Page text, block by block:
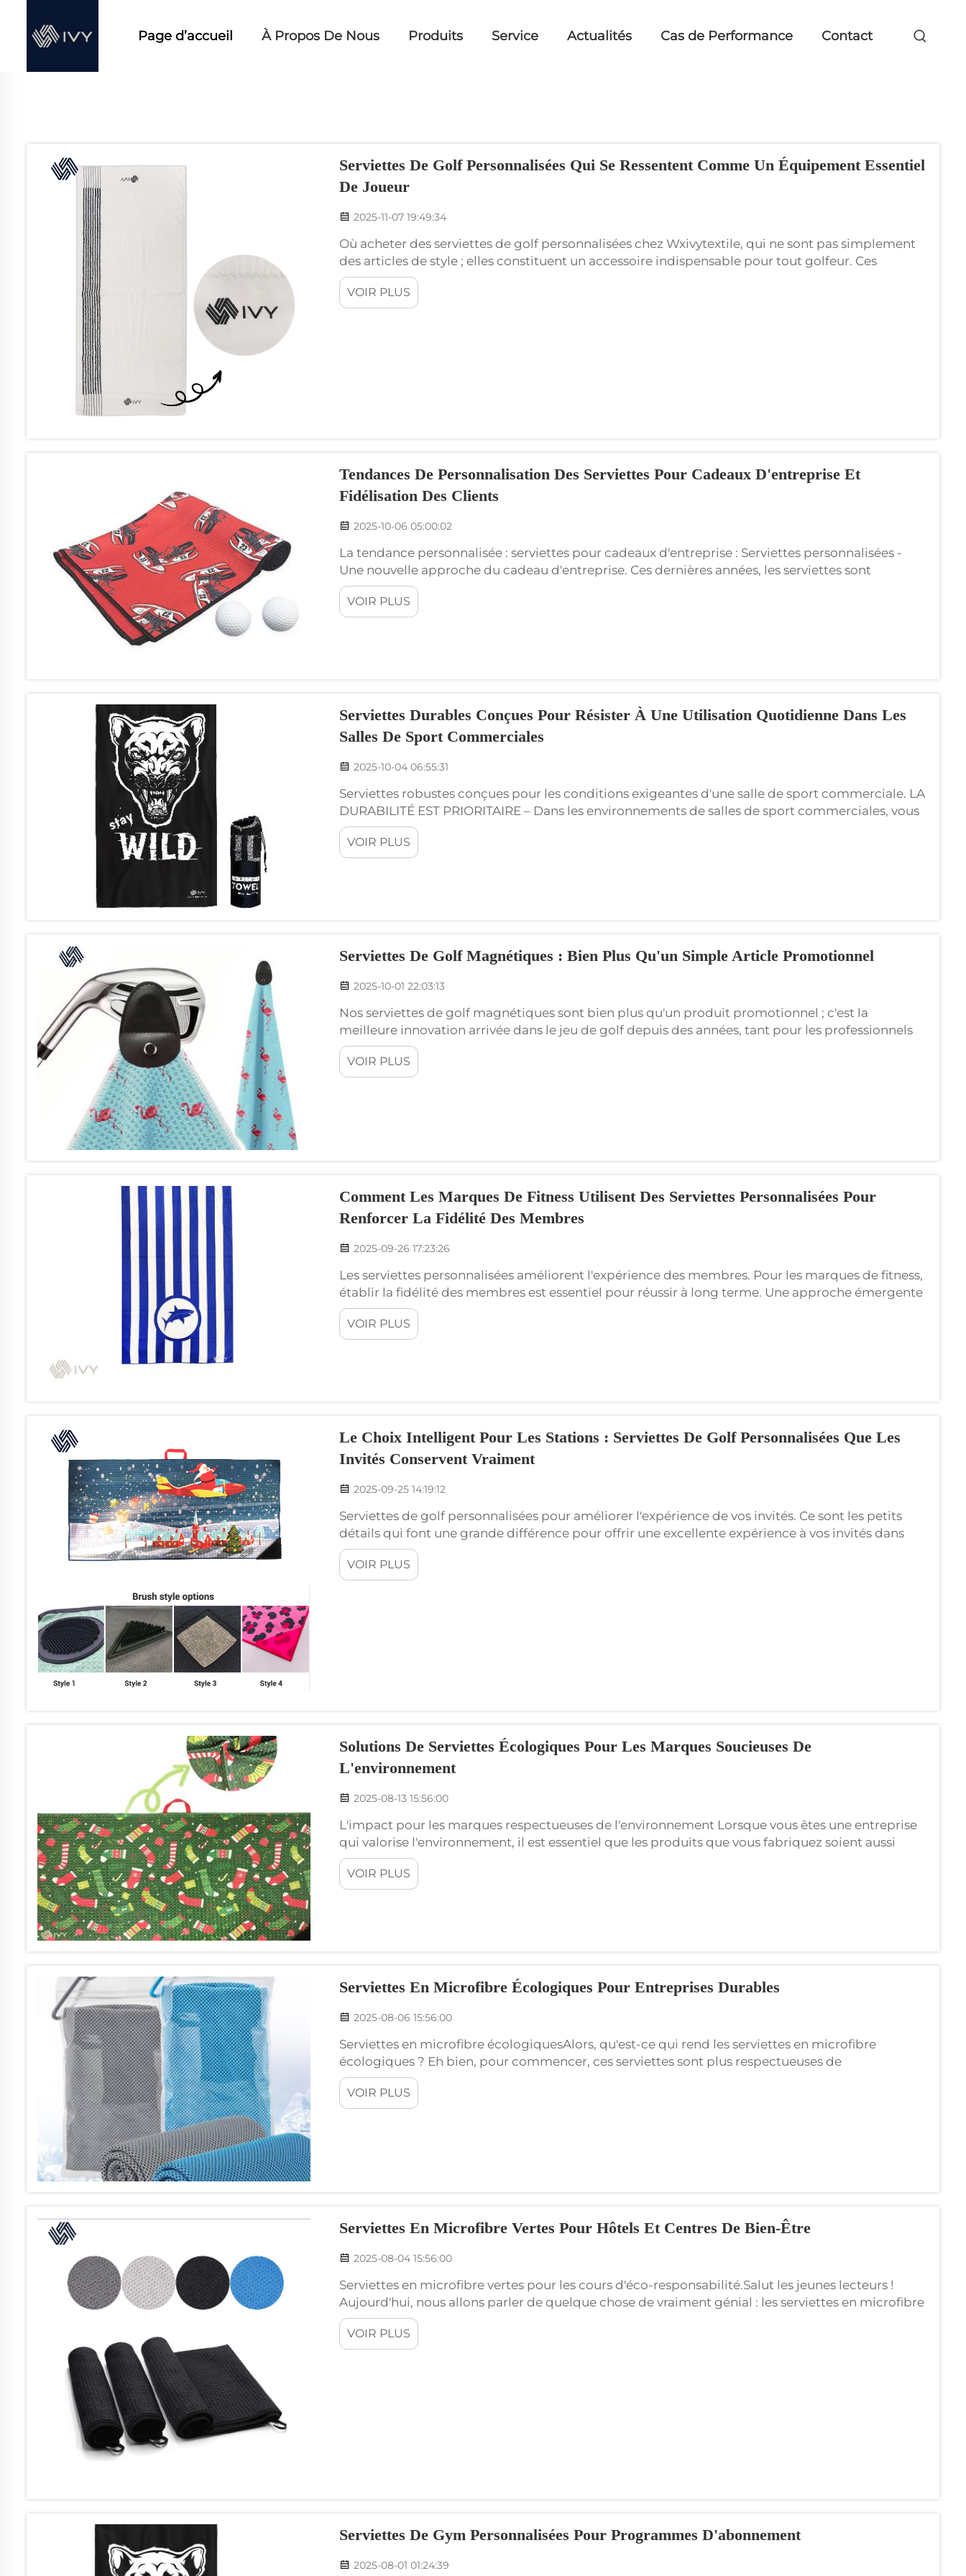
Page d’accueil À Propos De Nous Produits Service Actualités Cas de Performance Contact
Serviettes De Golf Personnalisées Qui Se Ressentent Comme Un Équipement Essentiel
De Joueur
2025-11-07 19:49:34
Où acheter des serviettes de golf personnalisées chez Wxivytextile, qui ne sont pas simplement
des articles de style ; elles constituent un accessoire indispensable pour tout golfeur. Ces
serviettes seront aussi bien esthétiques que confortables et fonctionnelles sur le terrain, alliant
confort, fonctionnalité et style. Découvrez pourquoi ces...
VOIR PLUS
Tendances De Personnalisation Des Serviettes Pour Cadeaux D'entreprise Et
Fidélisation Des Clients
2025-10-06 05:00:02
La tendance personnalisée : serviettes pour cadeaux d'entreprise : Serviettes personnalisées -
Une nouvelle approche du cadeau d'entreprise. Ces dernières années, les serviettes sont
devenues un choix populaire pour les entreprises souhaitant se démarquer dans leurs options de
cadeaux d'entreprise. wxivytextile,...
VOIR PLUS
Serviettes Durables Conçues Pour Résister À Une Utilisation Quotidienne Dans Les
Salles De Sport Commerciales
2025-10-04 06:55:31
Serviettes robustes conçues pour les conditions exigeantes d'une salle de sport commerciale. LA
DURABILITÉ EST PRIORITAIRE – Dans les environnements de salles de sport commerciales, vous
avez besoin d'une serviette capable de résister à de nombreux lavages. Wxivytextile connaît la
rudesse d'une salle de sport très fréquentée et a créé...
VOIR PLUS
Serviettes De Golf Magnétiques : Bien Plus Qu'un Simple Article Promotionnel
2025-10-01 22:03:13
Nos serviettes de golf magnétiques sont bien plus qu'un produit promotionnel ; c'est la
meilleure innovation arrivée dans le jeu de golf depuis des années, tant pour les professionnels
que pour les amateurs. Wxivy Athletic est fier d'offrir tout le confort d'une serviette de golf
magnétique sur et en dehors du terrain...
VOIR PLUS
Comment Les Marques De Fitness Utilisent Des Serviettes Personnalisées Pour
Renforcer La Fidélité Des Membres
2025-09-26 17:23:26
Les serviettes personnalisées améliorent l'expérience des membres. Pour les marques de fitness,
établir la fidélité des membres est essentiel pour réussir à long terme. Une approche émergente
que Wxivytextile et d'autres entreprises de fitness ont adoptée pour faciliter la rétention de leurs
membres consiste à utiliser des produits personnalisés...
VOIR PLUS
Le Choix Intelligent Pour Les Stations : Serviettes De Golf Personnalisées Que Les
Invités Conservent Vraiment
2025-09-25 14:19:12
Serviettes de golf personnalisées pour améliorer l'expérience de vos invités. Ce sont les petits
détails qui font une grande différence pour offrir une excellente expérience à vos invités dans
votre complexe hôtelier. Voici un moyen simple mais significatif d'améliorer l'expérience de vos
invités : la serviette de golf personnalisée...
VOIR PLUS
Solutions De Serviettes Écologiques Pour Les Marques Soucieuses De
L'environnement
2025-08-13 15:56:00
L'impact pour les marques respectueuses de l'environnement Lorsque vous êtes une entreprise
qui valorise l'environnement, il est essentiel que les produits que vous fabriquez soient aussi
durables qu'ils sont fiables. En choisissant des serviettes écologiques de Wxivytextile, vous
contribuez activement à...
VOIR PLUS
Serviettes En Microfibre Écologiques Pour Entreprises Durables
2025-08-06 15:56:00
Serviettes en microfibre écologiquesAlors, qu'est-ce qui rend les serviettes en microfibre
écologiques ? Eh bien, pour commencer, ces serviettes sont plus respectueuses de
l'environnement que les serviettes classiques. Les serviettes en microfibre sont souvent
fabriquées à partir de matériaux recyclés, s...
VOIR PLUS
Serviettes En Microfibre Vertes Pour Hôtels Et Centres De Bien-Être
2025-08-04 15:56:00
Serviettes en microfibre vertes pour les cours d'éco-responsabilité.Salut les jeunes lecteurs !
Aujourd'hui, nous allons parler de quelque chose de vraiment génial : les serviettes en microfibre
écologiques pour les hôtels et les spas. Est-ce que vous êtes déjà allés dans un hôtel ou un centre
de bien-être ? Si oui, vous avez sûrement déjà utilisé ce genre de serviettes...
VOIR PLUS
Serviettes De Gym Personnalisées Pour Programmes D'abonnement
2025-08-01 01:24:39